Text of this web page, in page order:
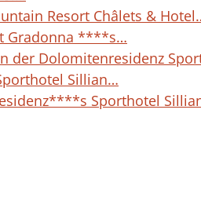
Resort Châlets &
Gradonna ****s…
der Dolomitenresidenz
Sillian…
Sporthotel